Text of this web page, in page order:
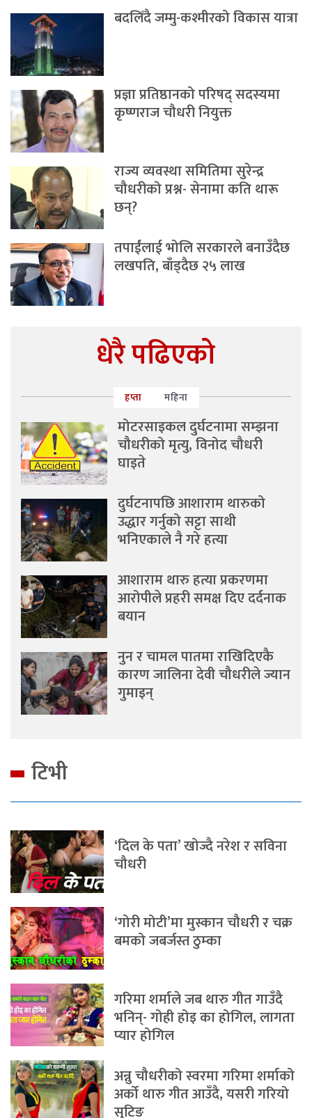
बदलिँदै जम्मु-कश्मीरको विकास यात्रा
प्रज्ञा प्रतिष्ठानको परिषद् सदस्यमा
कृष्णराज चौधरी नियुक्त
राज्य व्यवस्था समितिमा सुरेन्द्र
चौधरीको प्रश्न- सेनामा कति थारू
छन्?
तपाईंलाई भोलि सरकारले बनाउँदैछ
लखपति, बाँड्दैछ २५ लाख
धेरै पढिएको
हप्ता महिना
मोटरसाइकल दुर्घटनामा सम्झना
चौधरीको मृत्यु, विनोद चौधरी
घाइते
दुर्घटनापछि आशाराम थारुको
उद्धार गर्नुको सट्टा साथी
भनिएकाले नै गरे हत्या
आशाराम थारु हत्या प्रकरणमा
आरोपीले प्रहरी समक्ष दिए दर्दनाक
बयान
नुन र चामल पातमा राखिदिएकै
कारण जालिना देवी चौधरीले ज्यान
गुमाइन्
टिभी
‘दिल के पता’ खोज्दै नरेश र सविना
चौधरी
‘गोरी मोटी’मा मुस्कान चौधरी र चक्र
बमको जबर्जस्त ठुम्का
गरिमा शर्माले जब थारु गीत गाउँदै
भनिन्- गोही होइ का होगिल, लागता
प्यार होगिल
अन्नु चौधरीको स्वरमा गरिमा शर्माको
अर्को थारु गीत आउँदै, यसरी गरियो
सुटिङ